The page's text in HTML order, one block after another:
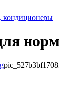
кондиционеры